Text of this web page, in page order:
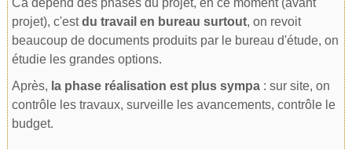
Ca dépend des phases du projet, en ce moment (avant
projet), c'estdu travail en bureau surtout, on revoit
beaucoup de documents produits par le bureau d'étude, on
étudie les grandes options.
Après, la phase réalisation est plus sympa : sur site, on
contrôle les travaux, surveille les avancements, contrôle le
budget.